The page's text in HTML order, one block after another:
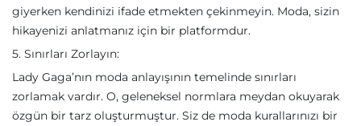
giyerken kendinizi ifade etmekten çekinmeyin. Moda, sizin
hikayenizi anlatmanız için bir platformdur.
5. Sınırları Zorlayın:
Lady Gaga’nın moda anlayışının temelinde sınırları
zorlamak vardır. O, geleneksel normlara meydan okuyarak
özgün bir tarz oluşturmuştur. Siz de moda kurallarınızı bir